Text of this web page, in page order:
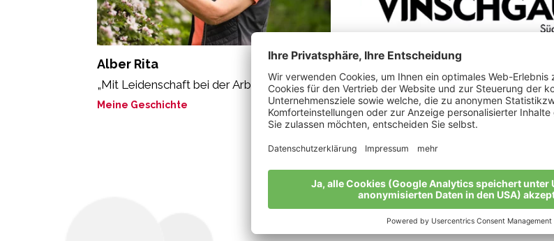
Alber Rita
„Mit Leidenschaft bei der Arbeit“
Meine Geschichte
Perkmann Michael
Meine Geschichte
Alle Bio-Bauern im Überblick